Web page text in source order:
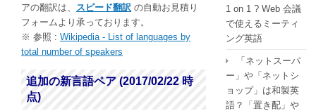
アの翻訳は、
スピード翻訳 の自動お見積り
フォームより承っております。
※ 参照 : Wikipedia - List of languages by
total number of speakers
追加の新言語ペア (2017/02/22 時
点)
1 on 1 ? Web 会議
で使えるミーティ
ング英語
「ネットスーパ
ー」や「ネットシ
ョップ」は和製英
語？「置き配」や